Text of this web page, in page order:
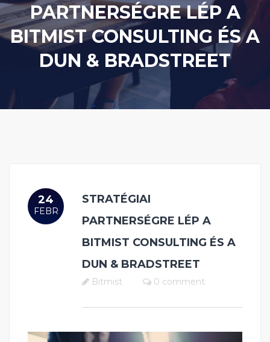
PARTNERSÉGRE LÉP A
BITMIST CONSULTING ÉS A
DUN & BRADSTREET
24
FEBR
STRATÉGIAI
PARTNERSÉGRE LÉP A
BITMIST CONSULTING ÉS A
DUN & BRADSTREET
Bitmist 0 comment